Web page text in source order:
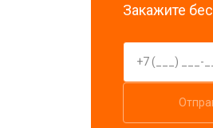
Закажите